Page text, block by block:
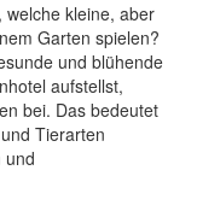
kleine, aber
Garten spielen?
und blühende
aufstellst,
bei. Das bedeutet
Tierarten
und